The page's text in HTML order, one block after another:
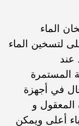
الماء
لتسخين الماء
عند
المستمرة
في أجهزة
المعقول و
أعلى ويمكن